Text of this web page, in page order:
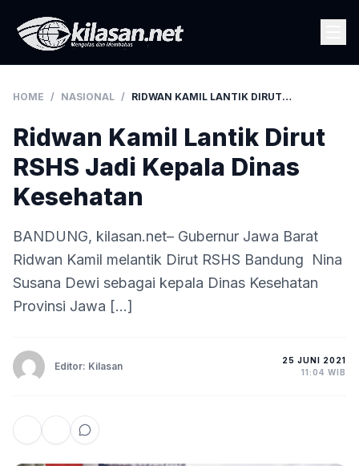
HOME / NASIONAL / RIDWAN KAMIL LANTIK DIRUT RSHS JADI KEPALA DINAS KESEHATAN
Ridwan Kamil Lantik Dirut
RSHS Jadi Kepala Dinas
Kesehatan
BANDUNG, kilasan.net– Gubernur Jawa Barat
Ridwan Kamil melantik Dirut RSHS Bandung Nina
Susana Dewi sebagai kepala Dinas Kesehatan
Provinsi Jawa […]
Editor: Kilasan
25 JUNI 2021
11:04 WIB